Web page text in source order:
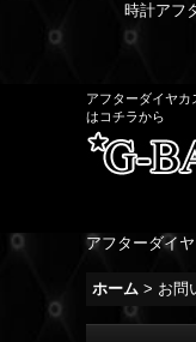
時計アフ
アフターダイヤ
はコチラから
アフターダイ
ホーム > お問